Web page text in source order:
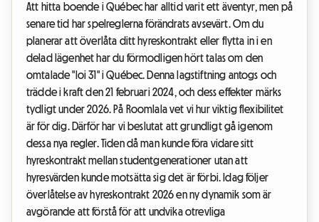
Att hitta boende i Québec har alltid varit ett äventyr, men på
senare tid har spelreglerna förändrats avsevärt. Om du
planerar att överlåta ditt hyreskontrakt eller flytta in i en
delad lägenhet har du förmodligen hört talas om den
omtalade "loi 31" i Québec. Denna lagstiftning antogs och
trädde i kraft den 21 februari 2024, och dess effekter märks
tydligt under 2026. På Roomlala vet vi hur viktig flexibilitet
är för dig. Därför har vi beslutat att grundligt gå igenom
dessa nya regler. Tiden då man kunde föra vidare sitt
hyreskontrakt mellan studentgenerationer utan att
hyresvärden kunde motsätta sig det är förbi. Idag följer
överlåtelse av hyreskontrakt 2026 en ny dynamik som är
avgörande att förstå för att undvika otrevliga